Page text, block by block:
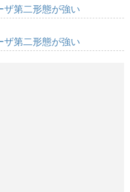
ザ第二形態が強い
ザ第二形態が強い